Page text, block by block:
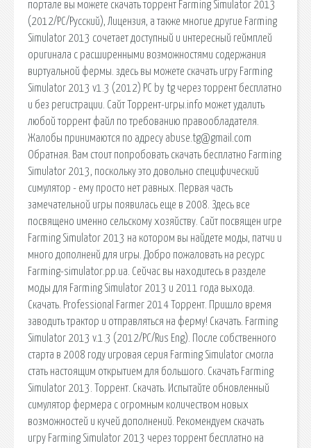
портале вы можете скачать торрент Farming Simulator 2013
(2012/PC/Русский), Лицензия, а также многие другие Farming
Simulator 2013 сочетает доступный и интересный геймплей
оригинала с расширенными возможностями содержания
виртуальной фермы. здесь вы можете скачать игру Farming
Simulator 2013 v1.3 (2012) PC by tg через торрент бесплатно
и без регистрации. Сайт Торрент-игры.info может удалить
любой торрент файл по требованию правообладателя.
Жалобы принимаются по адресу abuse.tg@gmail.com
Обратная. Вам стоит попробовать скачать бесплатно Farming
Simulator 2013, поскольку это довольно специфический
симулятор - ему просто нет равных. Первая часть
замечательной игры появилась еще в 2008. Здесь все
посвящено именно сельскому хозяйству. Сайт посвящен игре
Farming Simulator 2013 на котором вы найдете моды, патчи и
много дополненй для игры. Добро пожаловать на ресурс
Farming-simulator.pp.ua. Сейчас вы находитесь в разделе
моды для Farming Simulator 2013 и 2011 года выхода.
Скачать. Professional Farmer 2014 Торрент. Пришло время
заводить трактор и отправляться на ферму! Скачать. Farming
Simulator 2013 v.1.3 (2012/PC/Rus Eng). После собственного
старта в 2008 году игровая серия Farming Simulator смогла
стать настоящим открытием для большого. Скачать Farming
Simulator 2013. Торрент. Скачать. Испытайте обновленный
симулятор фермера с огромным количеством новых
возможностей и кучей дополнений. Рекомендуем скачать
игру Farming Simulator 2013 через торрент бесплатно на